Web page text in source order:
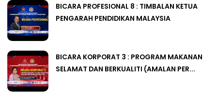
BICARA PROFESIONAL 8 : TIMBALAN KETUA
PENGARAH PENDIDIKAN MALAYSIA
BICARA KORPORAT 3 : PROGRAM MAKANAN
SELAMAT DAN BERKUALITI (AMALAN PER...